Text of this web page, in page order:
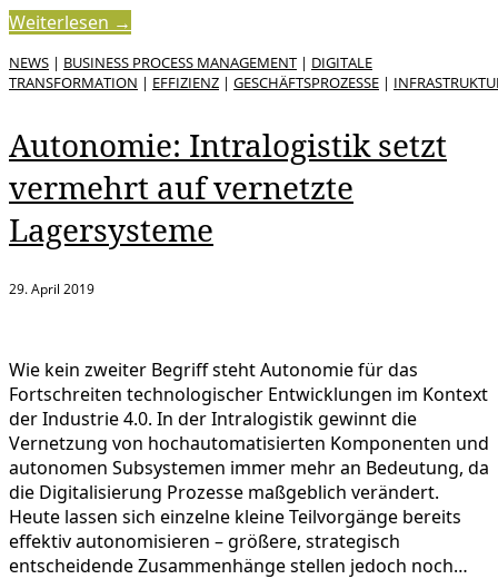
Weiterlesen →
NEWS | BUSINESS PROCESS MANAGEMENT | DIGITALE
TRANSFORMATION | EFFIZIENZ | GESCHÄFTSPROZESSE |
Autonomie: Intralogistik setzt
vermehrt auf vernetzte
Lagersysteme
29. April 2019
Wie kein zweiter Begriff steht Autonomie für das
Fortschreiten technologischer Entwicklungen im Kontext
der Industrie 4.0. In der Intralogistik gewinnt die
Vernetzung von hochautomatisierten Komponenten und
autonomen Subsystemen immer mehr an Bedeutung, da
die Digitalisierung Prozesse maßgeblich verändert.
Heute lassen sich einzelne kleine Teilvorgänge bereits
effektiv autonomisieren – größere, strategisch
entscheidende Zusammenhänge stellen jedoch noch…